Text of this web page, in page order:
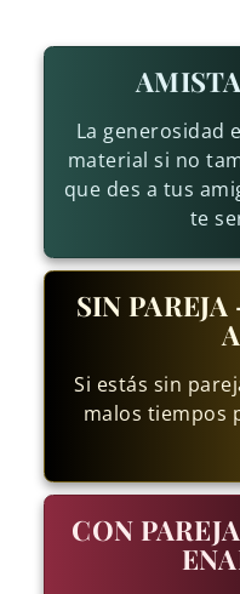
La generosidad
material si no
que des a tus
te
SIN
Si estás sin
malos tiempos
CON